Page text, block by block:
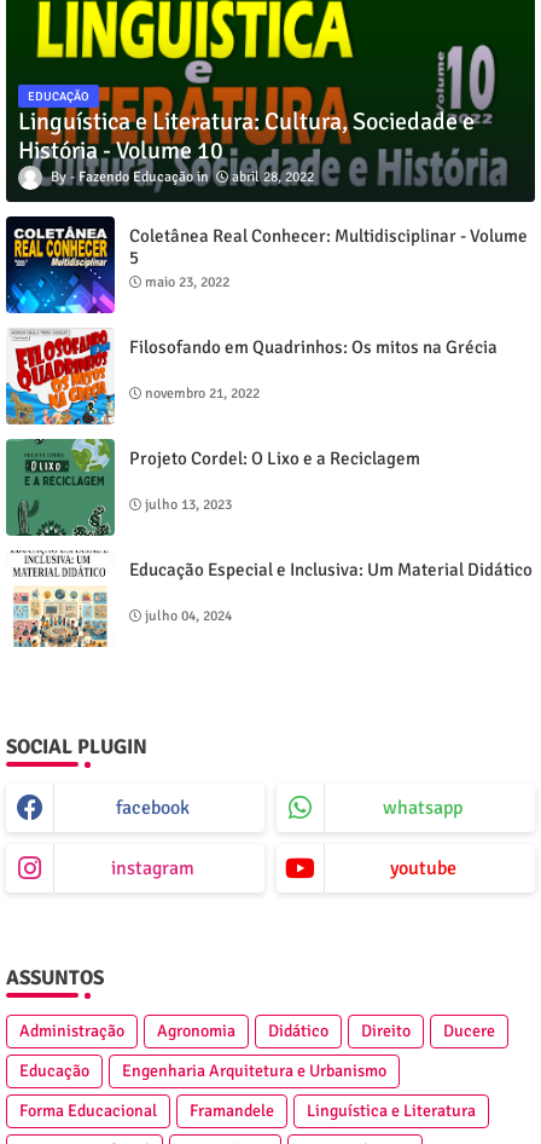
EDUCAÇÃO
Linguística e Literatura: Cultura, Sociedade e
História - Volume 10
Fazendo Educação abril 28, 2022
Coletânea Real Conhecer: Multidisciplinar - Volume
5
maio 23, 2022
Filosofando em Quadrinhos: Os mitos na Grécia
novembro 21, 2022
Projeto Cordel: O Lixo e a Reciclagem
julho 13, 2023
Educação Especial e Inclusiva: Um Material Didático
julho 04, 2024
SOCIAL PLUGIN
facebook whatsapp
instagram youtube
ASSUNTOS
Administração Agronomia Didático Direito
Ducere
Educação
Engenharia Arquitetura e Urbanismo
Forma Educacional
Framandele
Linguística e Literatura